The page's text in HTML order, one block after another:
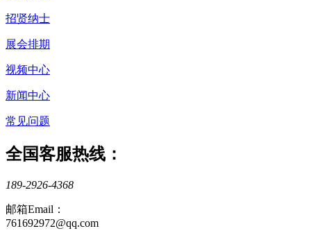
招贤纳士
展会排期
视频中心
新闻中心
常见问题
全国客服热线：
189-2926-4368
邮箱Email：
761692972@qq.com